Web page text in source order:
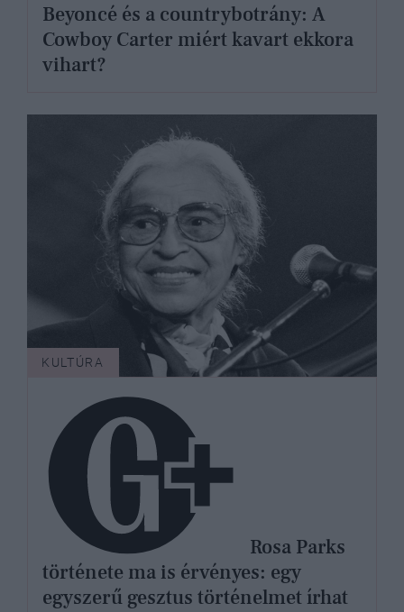
Beyoncé és a countrybotrány: A
Cowboy Carter miért kavart ekkora
vihart?
KULTÚRA
története ma is érvényes: egy
egyszerű gesztus történelmet írhat